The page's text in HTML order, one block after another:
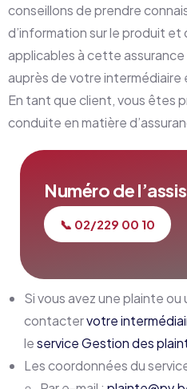
conseillons de prendre
d’information sur le produit
applicables à cette
auprès de votre intermédiaire
En tant que client, vous êtes
conduite en matière
Numéro de
📞 02/229 00 10
Si vous avez une plainte
contactervotre
leservice Gestion des
Les coordonnées du